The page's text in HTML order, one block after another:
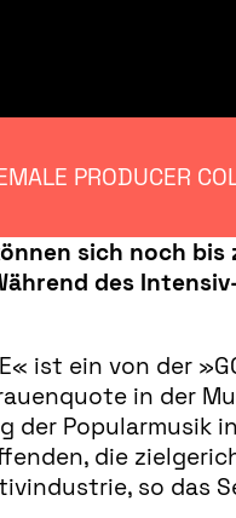
PRODUCER
sich noch bis
Während des
ist ein von der
in der
der Popularmusik
die
so das